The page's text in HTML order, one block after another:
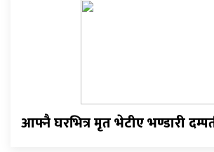
आफ्नै घरभित्र मृत भेटीए भण्डारी